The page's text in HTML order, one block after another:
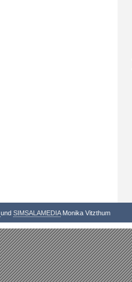
und SIMSALAMEDIAMonika Vitzthum